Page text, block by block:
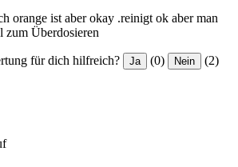
orange ist aber okay .reinigt ok aber man
zum Überdosieren
für dich hilfreich? Ja (0) Nein (2)